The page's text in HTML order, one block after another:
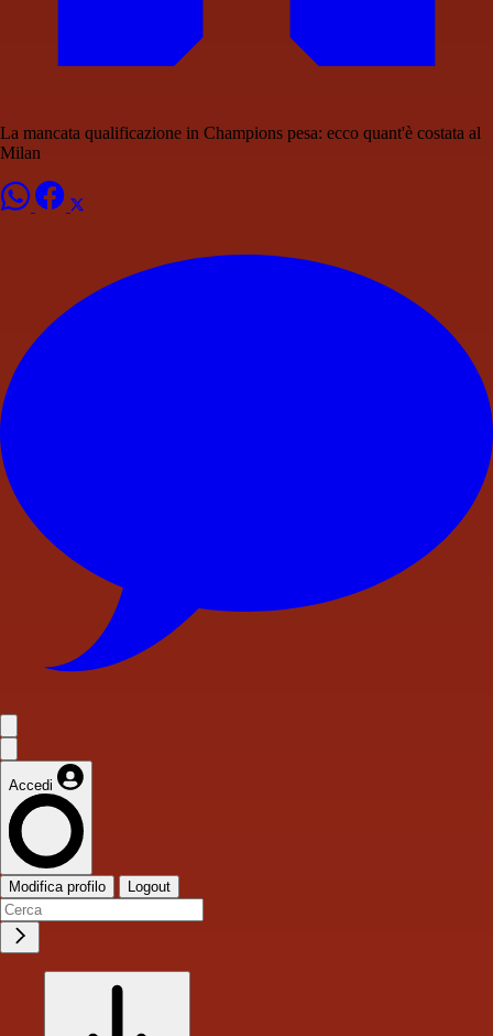
La mancata qualificazione in Champions pesa: ecco quant'è costata al
Milan
Accedi
Modifica profilo Logout